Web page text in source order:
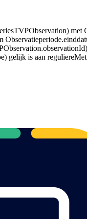
met
gelijk is aan